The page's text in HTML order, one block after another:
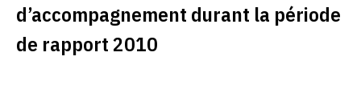
d’accompagnement durant la période
de rapport 2010